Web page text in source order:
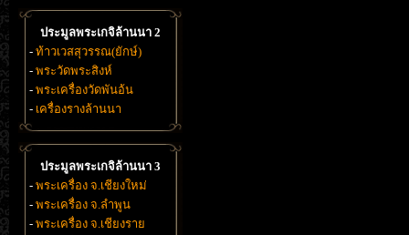
ประมูลพระเกจิล้านนา 2
- ท้าวเวสสุวรรณ(ยักษ์)
- พระวัดพระสิงห์
- พระเครื่องวัดพันอ้น
- เครื่องรางล้านนา
ประมูลพระเกจิล้านนา 3
- พระเครื่อง จ.เชียงใหม่
- พระเครื่อง จ.ลำพูน
- พระเครื่อง จ.เชียงราย